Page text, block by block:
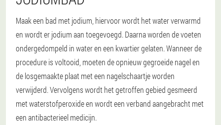
Maak een bad met jodium, hiervoor wordt het water verwarmd
en wordt er jodium aan toegevoegd. Daarna worden de voeten
ondergedompeld in water en een kwartier gelaten. Wanneer de
procedure is voltooid, moeten de opnieuw gegroeide nagel en
de losgemaakte plaat met een nagelschaartje worden
verwijderd. Vervolgens wordt het getroffen gebied gesmeerd
met waterstofperoxide en wordt een verband aangebracht met
een antibacterieel medicijn.